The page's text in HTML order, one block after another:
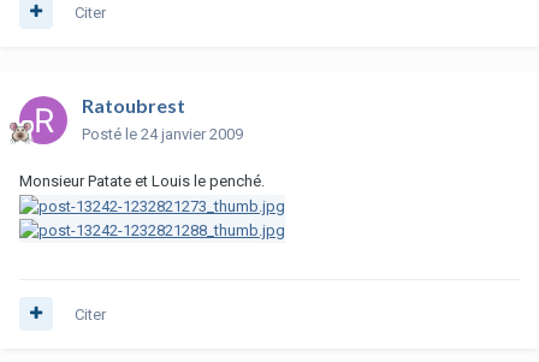
Citer
Ratoubrest
Posté le 24 janvier 2009
Monsieur Patate et Louis le penché.
Citer